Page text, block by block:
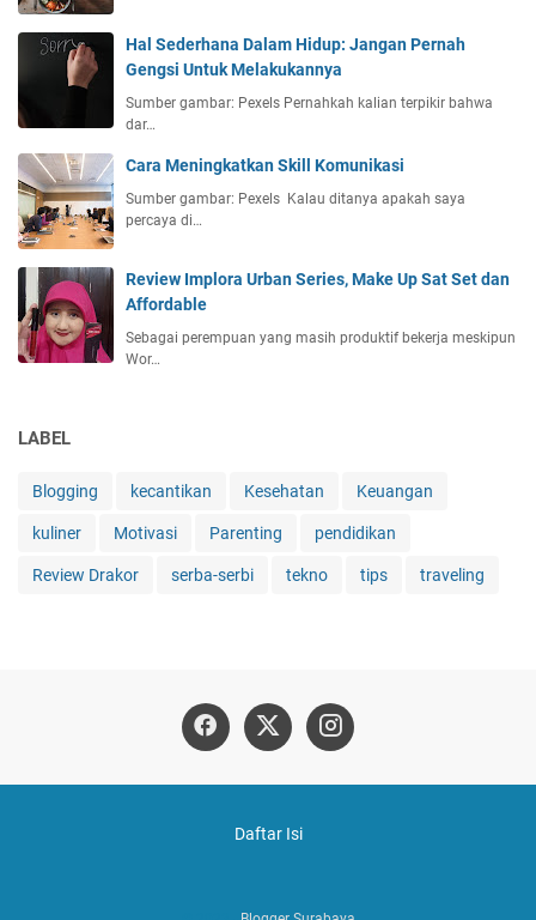
Hal Sederhana Dalam Hidup: Jangan Pernah
Gengsi Untuk Melakukannya
Sumber gambar: Pexels Pernahkah kalian terpikir bahwa
dar…
Cara Meningkatkan Skill Komunikasi
Sumber gambar: Pexels Kalau ditanya apakah saya
percaya di…
Review Implora Urban Series, Make Up Sat Set dan
Affordable
Sebagai perempuan yang masih produktif bekerja meskipun
Wor…
LABEL
Blogging kecantikan Kesehatan Keuangan
kuliner Motivasi Parenting pendidikan
Review Drakor serba-serbi tekno tips traveling
Daftar Isi